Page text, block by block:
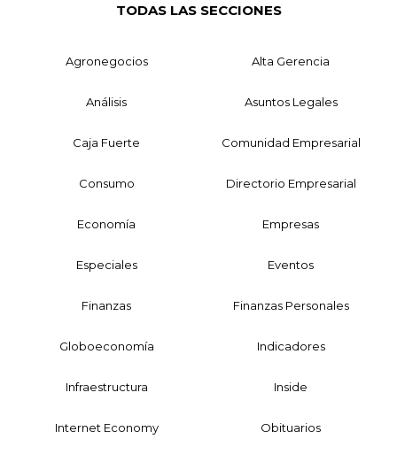
TODAS LAS SECCIONES
Agronegocios Alta Gerencia
Análisis Asuntos Legales
Caja Fuerte Comunidad Empresarial
Consumo Directorio Empresarial
Economía Empresas
Especiales Eventos
Finanzas Finanzas Personales
Globoeconomía Indicadores
Infraestructura Inside
Internet Economy Obituarios